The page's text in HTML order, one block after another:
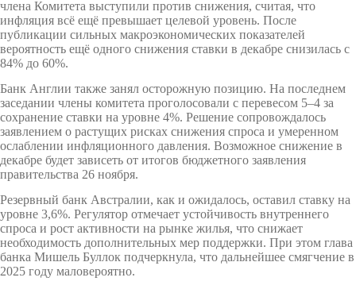
члена Комитета выступили против снижения, считая, что
инфляция всё ещё превышает целевой уровень. После
публикации сильных макроэкономических показателей
вероятность ещё одного снижения ставки в декабре снизилась с
84% до 60%.
Банк Англии также занял осторожную позицию. На последнем
заседании члены комитета проголосовали с перевесом 5–4 за
сохранение ставки на уровне 4%. Решение сопровождалось
заявлением о растущих рисках снижения спроса и умеренном
ослаблении инфляционного давления. Возможное снижение в
декабре будет зависеть от итогов бюджетного заявления
правительства 26 ноября.
Резервный банк Австралии, как и ожидалось, оставил ставку на
уровне 3,6%. Регулятор отмечает устойчивость внутреннего
спроса и рост активности на рынке жилья, что снижает
необходимость дополнительных мер поддержки. При этом глава
банка Мишель Буллок подчеркнула, что дальнейшее смягчение в
2025 году маловероятно.